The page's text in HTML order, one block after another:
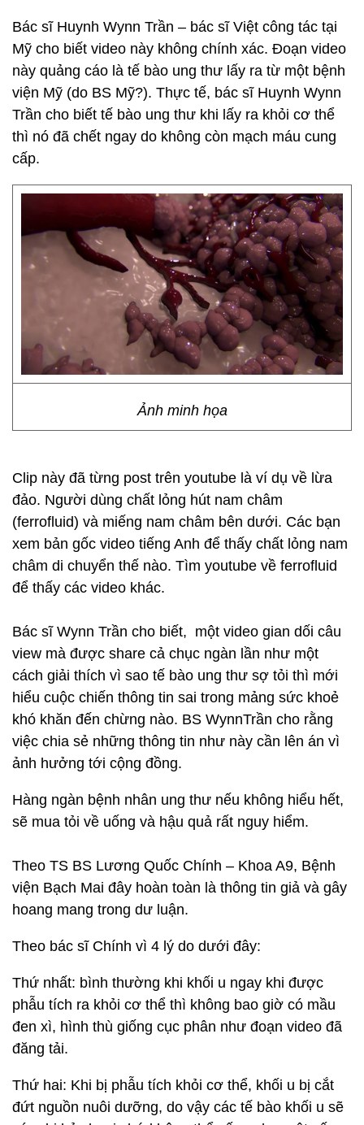
Bác sĩ Huynh Wynn Trần – bác sĩ Việt công tác tại
Mỹ cho biết video này không chính xác. Đoạn video
này quảng cáo là tế bào ung thư lấy ra từ một bệnh
viện Mỹ (do BS Mỹ?). Thực tế, bác sĩ Huynh Wynn
Trần cho biết tế bào ung thư khi lấy ra khỏi cơ thể
thì nó đã chết ngay do không còn mạch máu cung
cấp.
Ảnh minh họa
Clip này đã từng post trên youtube là ví dụ về lừa
đảo. Người dùng chất lỏng hút nam châm
(ferrofluid) và miếng nam châm bên dưới. Các bạn
xem bản gốc video tiếng Anh để thấy chất lỏng nam
châm di chuyển thế nào. Tìm youtube về ferrofluid
để thấy các video khác.
Bác sĩ Wynn Trần cho biết, một video gian dối câu
view mà được share cả chục ngàn lần như một
cách giải thích vì sao tế bào ung thư sợ tỏi thì mới
hiểu cuộc chiến thông tin sai trong mảng sức khoẻ
khó khăn đến chừng nào. BS WynnTrần cho rằng
việc chia sẻ những thông tin như này cần lên án vì
ảnh hưởng tới cộng đồng.
Hàng ngàn bệnh nhân ung thư nếu không hiểu hết,
sẽ mua tỏi về uống và hậu quả rất nguy hiểm.
Theo TS BS Lương Quốc Chính – Khoa A9, Bệnh
viện Bạch Mai đây hoàn toàn là thông tin giả và gây
hoang mang trong dư luận.
Theo bác sĩ Chính vì 4 lý do dưới đây:
Thứ nhất: bình thường khi khối u ngay khi được
phẫu tích ra khỏi cơ thể thì không bao giờ có mầu
đen xì, hình thù giống cục phân như đoạn video đã
đăng tải.
Thứ hai: Khi bị phẫu tích khỏi cơ thể, khối u bị cắt
đứt nguồn nuôi dưỡng, do vậy các tế bào khối u sẽ